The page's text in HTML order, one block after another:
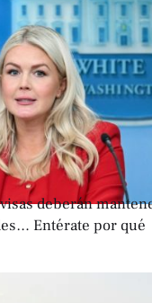
deberán
Entérate por qué